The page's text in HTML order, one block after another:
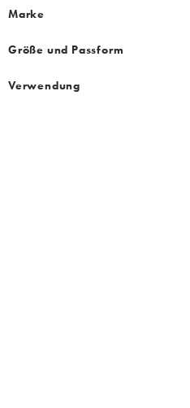
Marke
Größe und Passform
Verwendung